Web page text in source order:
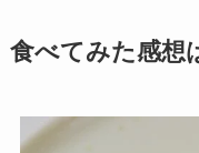
食べてみた感想